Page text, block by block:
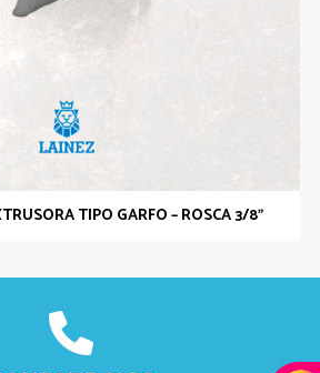
TIPO GARFO – ROSCA 3/8”